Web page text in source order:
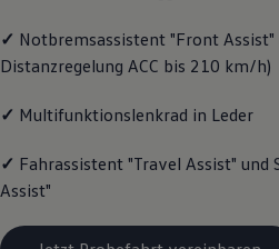
Lifestyle
Transport
Familie
Volkswagen R
Volkswagen
✓ Notbremsassistent "Front
Distanzregelung ACC bis 210 km/h)
✓ Multifunktionslenkrad in Leder
✓ Fahrassistent "Travel Assist" und
Assist"